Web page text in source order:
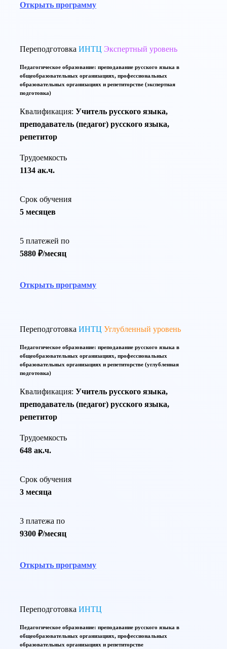
Открыть программу
Переподготовка ИНТЦ Экспертный уровень
Педагогическое образование: преподавание русского языка в
общеобразовательных организациях, профессиональных
образовательных организациях и репетиторстве (экспертная
подготовка)
Квалификация: Учитель русского языка,
преподаватель (педагог) русского языка,
репетитор
Трудоемкость
1134 ак.ч.
Срок обучения
5 месяцев
5 платежей по
5880 ₽/месяц
Открыть программу
Переподготовка ИНТЦ Углубленный уровень
Педагогическое образование: преподавание русского языка в
общеобразовательных организациях, профессиональных
образовательных организациях и репетиторстве (углубленная
подготовка)
Квалификация: Учитель русского языка,
преподаватель (педагог) русского языка,
репетитор
Трудоемкость
648 ак.ч.
Срок обучения
3 месяца
3 платежа по
9300 ₽/месяц
Открыть программу
Переподготовка ИНТЦ
Педагогическое образование: преподавание русского языка в
общеобразовательных организациях, профессиональных
образовательных организациях и репетиторстве